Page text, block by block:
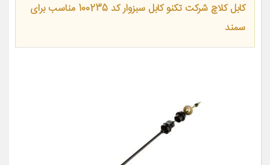
کابل کلاچ شرکت تکنو کابل سبزوار کد 100235 مناسب برای
سمند